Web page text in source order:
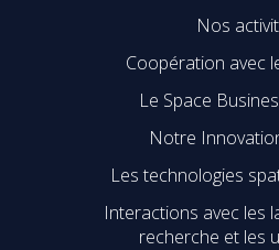
Nos
Coopération avec
Le Space
Notre
Les technologies
Interactions avec les
recherche et les